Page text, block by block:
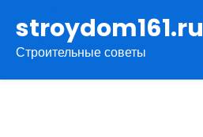
содержимому
stroydom161.ru
Строительные советы